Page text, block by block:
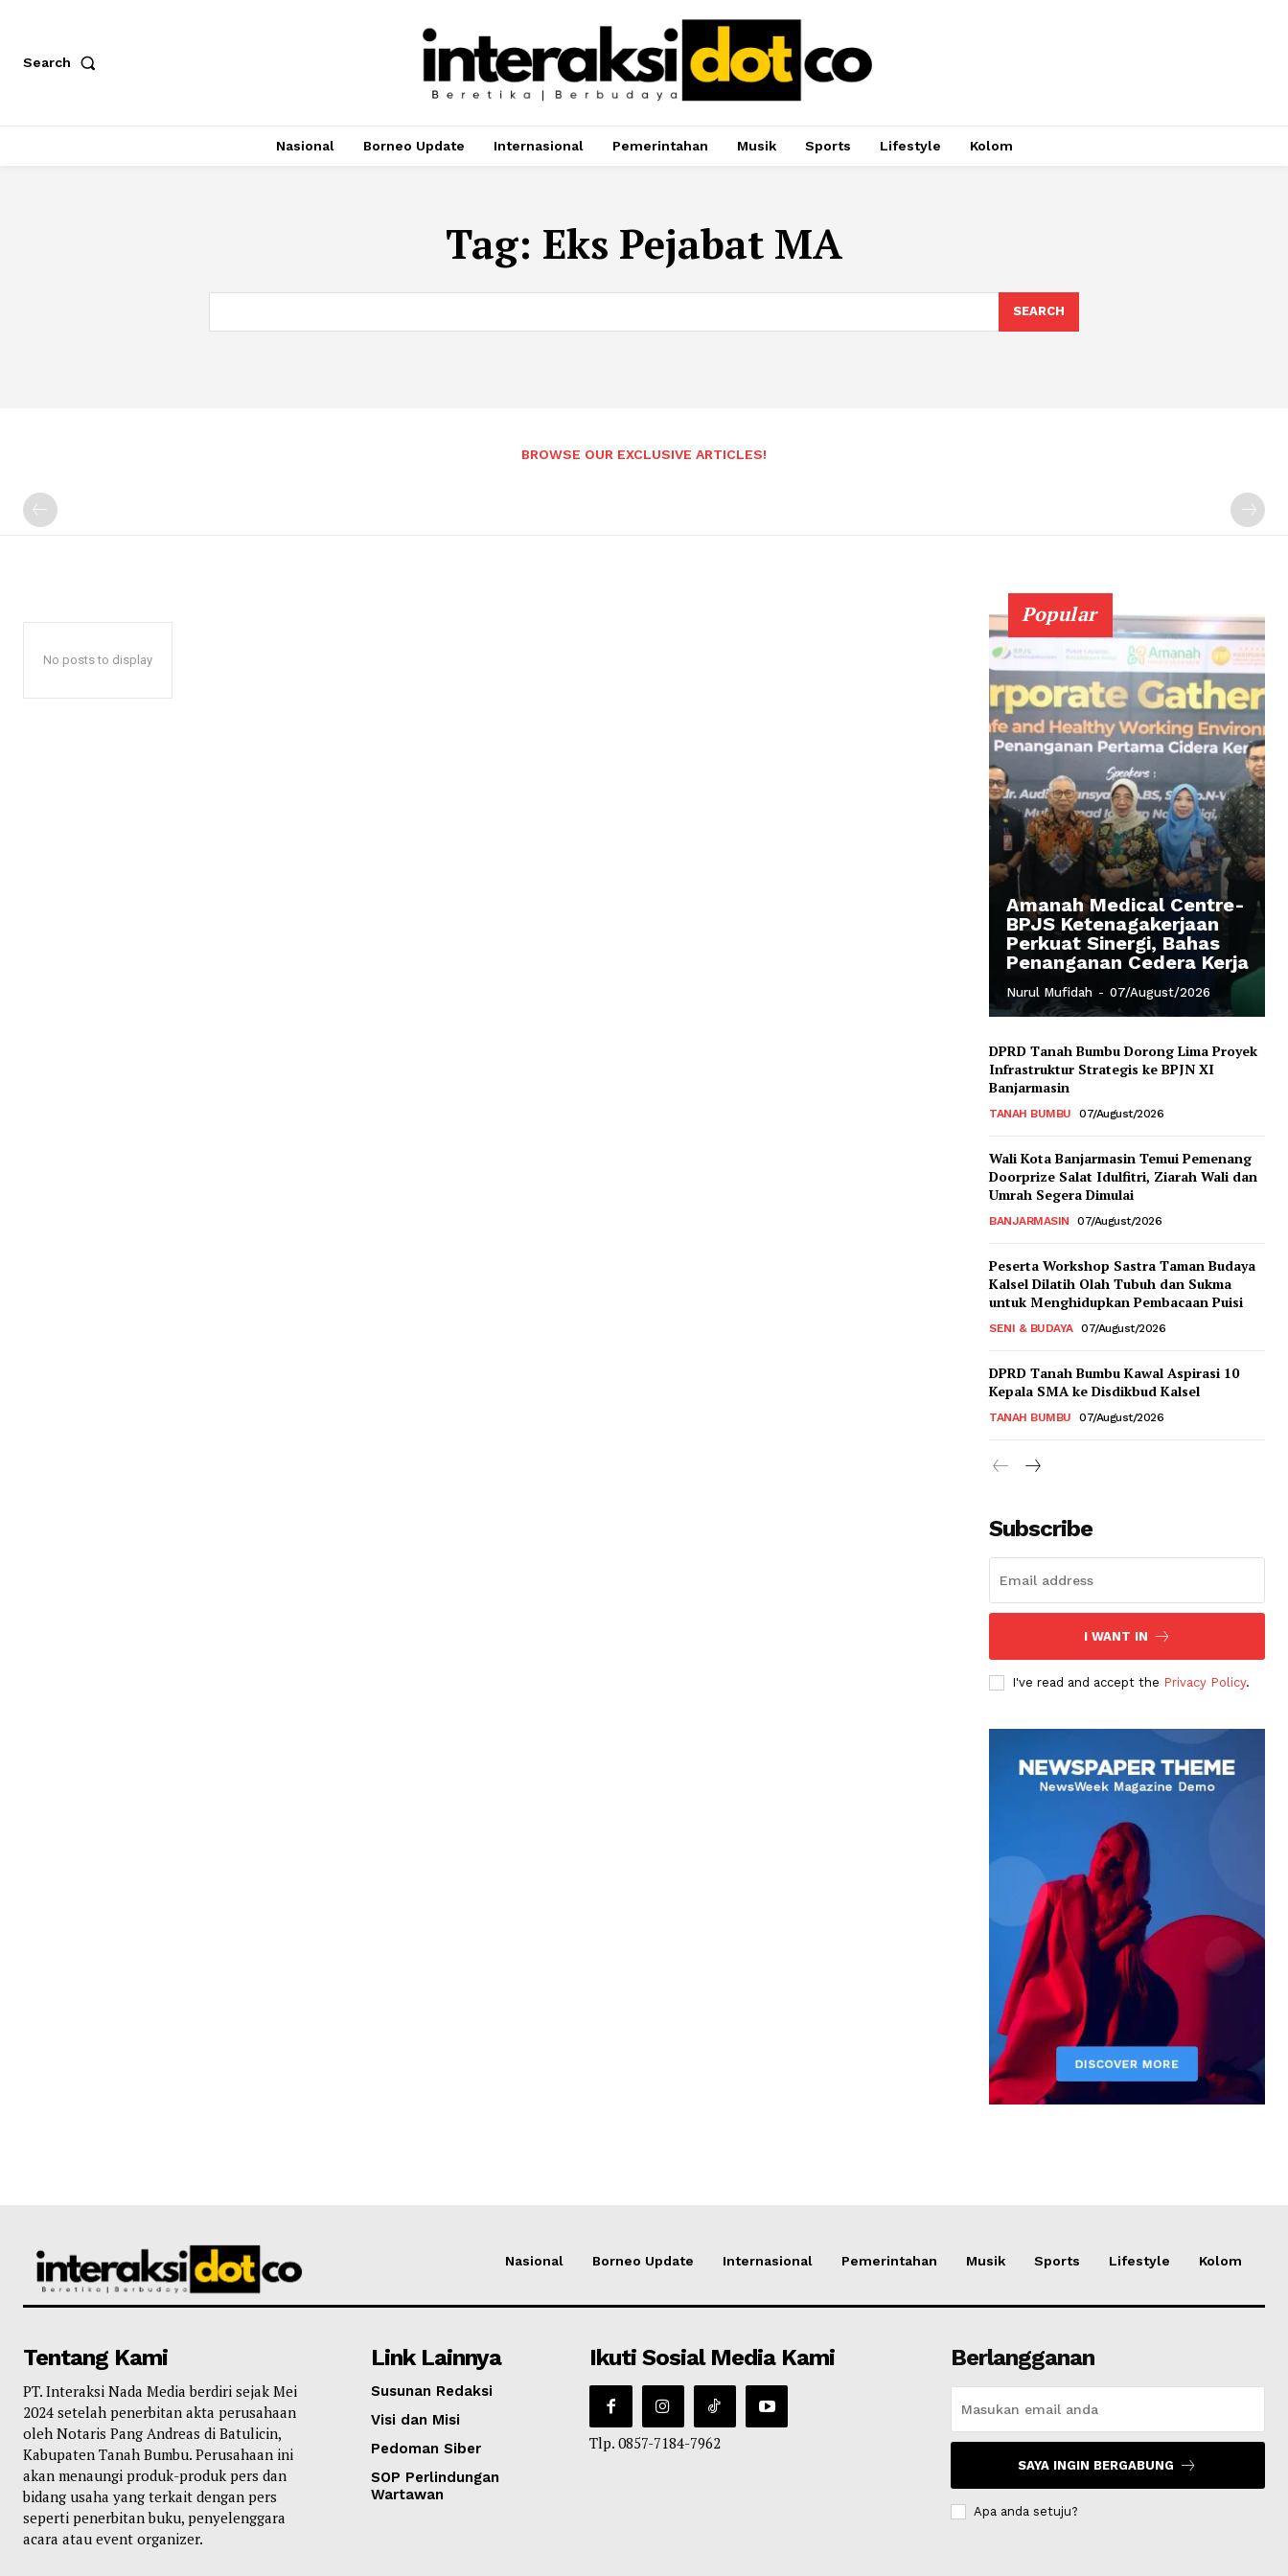
Search
Nasional Borneo Update Internasional Pemerintahan Musik Sports Lifestyle Kolom
Tag: Eks Pejabat MA
SEARCH
BROWSE OUR EXCLUSIVE ARTICLES!
No posts to display
Popular
Amanah Medical Centre-
BPJS Ketenagakerjaan
Perkuat Sinergi, Bahas
Penanganan Cedera Kerja
Nurul Mufidah - 07/August/2026
DPRD Tanah Bumbu Dorong Lima Proyek
Infrastruktur Strategis ke BPJN XI
Banjarmasin
TANAH BUMBU 07/August/2026
Wali Kota Banjarmasin Temui Pemenang
Doorprize Salat Idulfitri, Ziarah Wali dan
Umrah Segera Dimulai
BANJARMASIN 07/August/2026
Peserta Workshop Sastra Taman Budaya
Kalsel Dilatih Olah Tubuh dan Sukma
untuk Menghidupkan Pembacaan Puisi
SENI & BUDAYA 07/August/2026
DPRD Tanah Bumbu Kawal Aspirasi 10
Kepala SMA ke Disdikbud Kalsel
TANAH BUMBU 07/August/2026
Subscribe
I WANT IN
I've read and accept the Privacy Policy.
Nasional Borneo Update Internasional Pemerintahan Musik Sports Lifestyle Kolom
Tentang Kami
PT. Interaksi Nada Media berdiri sejak Mei
2024 setelah penerbitan akta perusahaan
oleh Notaris Pang Andreas di Batulicin,
Kabupaten Tanah Bumbu. Perusahaan ini
akan menaungi produk-produk pers dan
bidang usaha yang terkait dengan pers
seperti penerbitan buku, penyelenggara
acara atau event organizer.
Link Lainnya
Susunan Redaksi
Visi dan Misi
Pedoman Siber
SOP Perlindungan
Wartawan
Ikuti Sosial Media Kami
Tlp. 0857-7184-7962
Berlangganan
SAYA INGIN BERGABUNG
Apa anda setuju?